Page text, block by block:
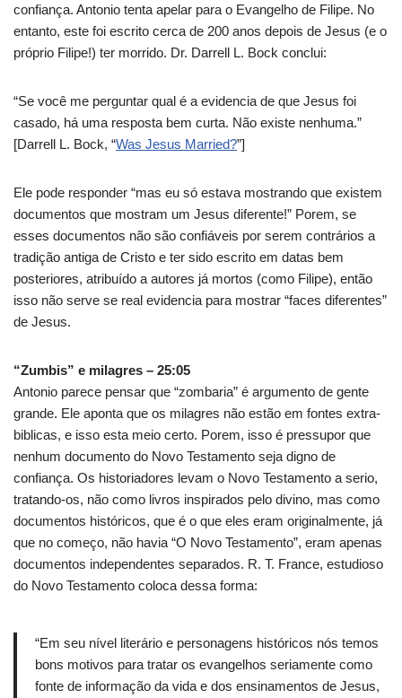
confiança. Antonio tenta apelar para o Evangelho de Filipe. No
entanto, este foi escrito cerca de 200 anos depois de Jesus (e o
próprio Filipe!) ter morrido. Dr. Darrell L. Bock conclui:
“Se você me perguntar qual é a evidencia de que Jesus foi
casado, há uma resposta bem curta. Não existe nenhuma.”
[Darrell L. Bock, “Was Jesus Married?”]
Ele pode responder “mas eu só estava mostrando que existem
documentos que mostram um Jesus diferente!” Porem, se
esses documentos não são confiáveis por serem contrários a
tradição antiga de Cristo e ter sido escrito em datas bem
posteriores, atribuído a autores já mortos (como Filipe), então
isso não serve se real evidencia para mostrar “faces diferentes”
de Jesus.
“Zumbis” e milagres – 25:05
Antonio parece pensar que “zombaria” é argumento de gente
grande. Ele aponta que os milagres não estão em fontes extra-
biblicas, e isso esta meio certo. Porem, isso é pressupor que
nenhum documento do Novo Testamento seja digno de
confiança. Os historiadores levam o Novo Testamento a serio,
tratando-os, não como livros inspirados pelo divino, mas como
documentos históricos, que é o que eles eram originalmente, já
que no começo, não havia “O Novo Testamento”, eram apenas
documentos independentes separados. R. T. France, estudioso
do Novo Testamento coloca dessa forma:
“Em seu nível literário e personagens históricos nós temos
bons motivos para tratar os evangelhos seriamente como
fonte de informação da vida e dos ensinamentos de Jesus,